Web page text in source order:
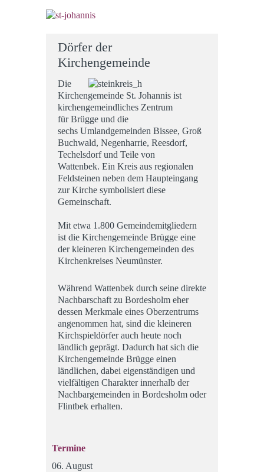
Dörfer der
Kirchengemeinde
Die
Kirchengemeinde St. Johannis ist
kirchengemeindliches Zentrum
für Brügge und die
sechs Umlandgemeinden Bissee, Groß
Buchwald, Negenharrie, Reesdorf,
Techelsdorf und Teile von
Wattenbek. Ein Kreis aus regionalen
Feldsteinen neben dem Haupteingang
zur Kirche symbolisiert diese
Gemeinschaft.
Mit etwa 1.800 Gemeindemitgliedern
ist die Kirchengemeinde Brügge eine
der kleineren Kirchengemeinden des
Kirchenkreises Neumünster.
Während Wattenbek durch seine direkte
Nachbarschaft zu Bordesholm eher
dessen Merkmale eines Oberzentrums
angenommen hat, sind die kleineren
Kirchspieldörfer auch heute noch
ländlich geprägt. Dadurch hat sich die
Kirchengemeinde Brügge einen
ländlichen, dabei eigenständigen und
vielfältigen Charakter innerhalb der
Nachbargemeinden in Bordesholm oder
Flintbek erhalten.
Termine
06. August